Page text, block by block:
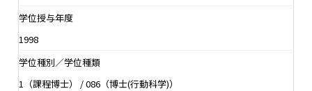
学位授与年度
1998
学位種別／学位種類
1（課程博士） / 086（博士(行動科学)）